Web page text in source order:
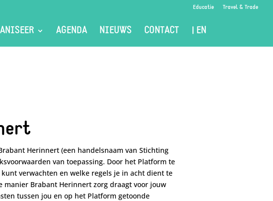
Educatie Travel & Trade
AGENDA NIEUWS CONTACT | EN
Herinnert (een handelsnaam van Stichting
van toepassing. Door het Platform te
verwachten en welke regels je in acht dient te
manier Brabant Herinnert zorg draagt voor jouw
tussen jou en op het Platform getoonde